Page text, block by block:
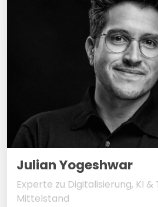
Julian Yogeshwar
Experte zu Digitalisierung, KI
Mittelstand